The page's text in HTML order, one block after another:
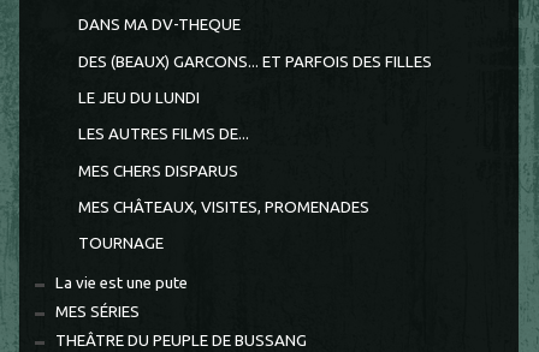
DANS MA DV-THEQUE
DES (BEAUX) GARCONS... ET PARFOIS DES FILLES
LE JEU DU LUNDI
LES AUTRES FILMS DE...
MES CHERS DISPARUS
MES CHÂTEAUX, VISITES, PROMENADES
TOURNAGE
La vie est une pute
MES SÉRIES
THEÂTRE DU PEUPLE DE BUSSANG